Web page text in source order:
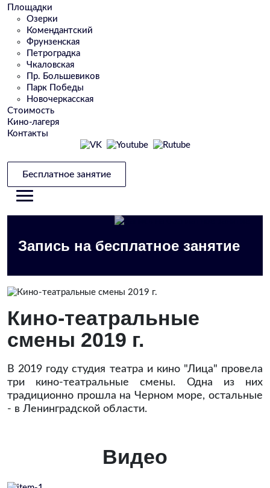
Площадки
Озерки
Комендантский
Фрунзенская
Петроградка
Чкаловская
Пр. Большевиков
Парк Победы
Новочеркасская
Стоимость
Кино-лагеря
Контакты
Бесплатное занятие
Запись на бесплатное занятие
Кино-театральные
смены 2019 г.
В 2019 году студия театра и кино "Лица" провела
три кино-театральные смены. Одна из них
традиционно прошла на Черном море, остальные
- в Ленинградской области.
Видео